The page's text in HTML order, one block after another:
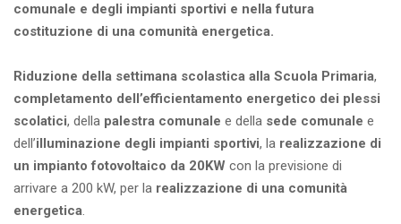
comunale e degli impianti sportivi e nella futura
costituzione di una comunità energetica.
Riduzione della settimana scolastica alla Scuola Primaria,
completamento dell’efficientamento energetico dei plessi
scolatici, della palestra comunale e della sede comunale e
dell’illuminazione degli impianti sportivi, la realizzazione di
un impianto fotovoltaico da 20KW con la previsione di
arrivare a 200 kW, per la realizzazione di una comunità
energetica.